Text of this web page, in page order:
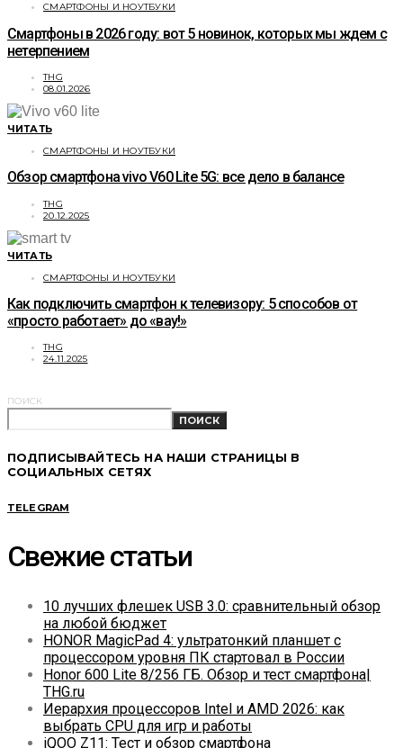
СМАРТФОНЫ И НОУТБУКИ
Смартфоны в 2026 году: вот 5 новинок, которых мы ждем с
нетерпением
THG
08.01.2026
ЧИТАТЬ
СМАРТФОНЫ И НОУТБУКИ
Обзор смартфона vivo V60 Lite 5G: все дело в балансе
THG
20.12.2025
ЧИТАТЬ
СМАРТФОНЫ И НОУТБУКИ
Как подключить смартфон к телевизору: 5 способов от
«просто работает» до «вау!»
THG
24.11.2025
ПОИСК
ПОИСК
ПОДПИСЫВАЙТЕСЬ НА НАШИ СТРАНИЦЫ В
СОЦИАЛЬНЫХ СЕТЯХ
TELEGRAM
Свежие статьи
10 лучших флешек USB 3.0: сравнительный обзор
на любой бюджет
HONOR MagicPad 4: ультратонкий планшет с
процессором уровня ПК стартовал в России
Honor 600 Lite 8/256 ГБ. Обзор и тест смартфона|
THG.ru
Иерархия процессоров Intel и AMD 2026: как
выбрать CPU для игр и работы
iQOO Z11: Тест и обзор смартфона